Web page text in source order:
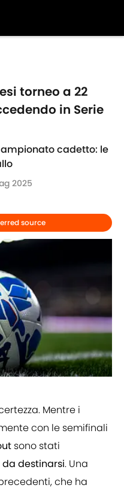
torneo a 22
in Serie
cadetto: le
2025
source
Mentre i
con le semifinali
sono stati
destinarsi. Una
che ha